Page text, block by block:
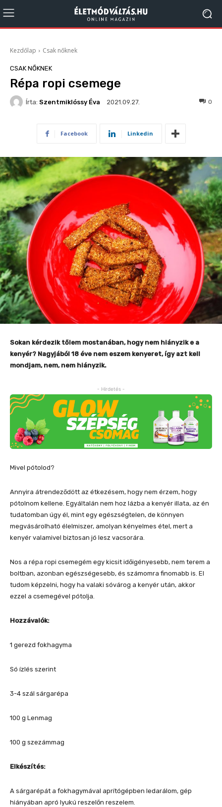
Kezdőlap Csak nőknek
CSAK NŐKNEK
Répa ropi csemege
Írta: Szentmiklóssy Éva 2021.09.27. 0
Facebook Linkedin
Sokan kérdezik tőlem mostanában, hogy nem hiányzik e a
kenyér? Nagyjából 18 éve nem eszem kenyeret, így azt kell
mondjam, nem, nem hiányzik.
- Hirdetés -
Mivel pótolod?
Annyira átrendeződött az étkezésem, hogy nem érzem, hogy
pótolnom kellene. Egyáltalán nem hoz lázba a kenyér illata, az én
tudatomban úgy él, mint egy egészségtelen, de könnyen
megvásárolható élelmiszer, amolyan kényelmes étel, mert a
kenyér valamivel biztosan jó lesz vacsorára.
Nos a répa ropi csemegém egy kicsit időigényesebb, nem terem a
boltban, azonban egészségesebb, és számomra finomabb is. El
tudom képzelni, hogy ha valaki sóvárog a kenyér után, akkor
ezzel a csemegével pótolja.
Hozzávalók:
1 gerezd fokhagyma
Só ízlés szerint
3-4 szál sárgarépa
100 g Lenmag
100 g szezámmag
Elkészítés:
A sárgarépát a fokhagymával aprítógépben ledarálom, gép
hiányában apró lyukú reszelőn reszelem.